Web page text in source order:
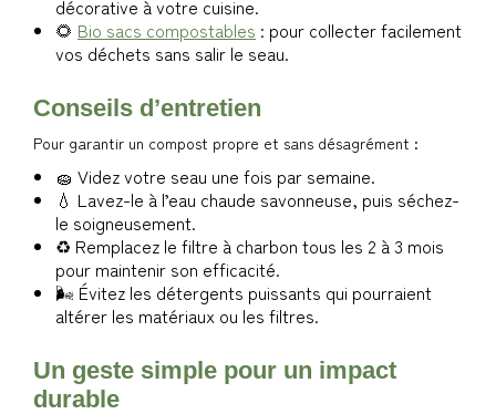
décorative à votre cuisine.
🌻 Bio sacs compostables : pour collecter facilement
vos déchets sans salir le seau.
Conseils d’entretien
Pour garantir un compost propre et sans désagrément :
🧽 Videz votre seau une fois par semaine.
💧 Lavez-le à l’eau chaude savonneuse, puis séchez-
le soigneusement.
♻️ Remplacez le filtre à charbon tous les 2 à 3 mois
pour maintenir son efficacité.
🌬️ Évitez les détergents puissants qui pourraient
altérer les matériaux ou les filtres.
Un geste simple pour un impact
durable